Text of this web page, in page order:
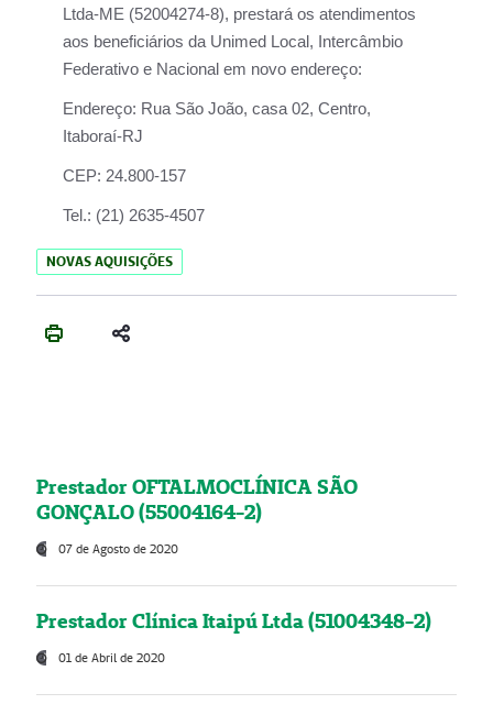
Ltda-ME (52004274-8), prestará os atendimentos
aos beneficiários da Unimed Local, Intercâmbio
Federativo e Nacional em novo endereço:
Endereço: Rua São João, casa 02, Centro,
Itaboraí-RJ
CEP: 24.800-157
Tel.: (21) 2635-4507
NOVAS AQUISIÇÕES
Prestador OFTALMOCLÍNICA SÃO
GONÇALO (55004164-2)
07 de Agosto de 2020
Prestador Clínica Itaipú Ltda (51004348-2)
01 de Abril de 2020